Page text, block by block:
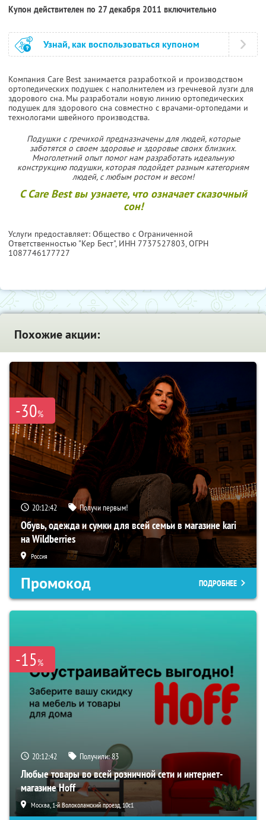
Купон действителен по 27 декабря 2011 включительно
Узнай, как воспользоваться купоном
Компания Care Best занимается разработкой и производством
ортопедических подушек с наполнителем из гречневой лузги для
здорового сна. Мы разработали новую линию ортопедических
подушек для здорового сна совместно с врачами-ортопедами и
технологами швейного производства.
Подушки с гречихой предназначены для людей, которые
заботятся о своем здоровье и здоровье своих близких.
Многолетний опыт помог нам разработать идеальную
конструкцию подушки, которая подойдет разным категориям
людей, с любым ростом и весом!
С Care Best вы узнаетe, что означает сказочный
сон!
Услуги предоставляет: Общество с Ограниченной
Ответственностью "Кер Бест", ИНН 7737527803, ОГРН
1087746177727
Похожие акции:
-30%
20:12:41 Получи первым!
Обувь, одежда и сумки для всей семьи в магазине kari
на Wildberries
Россия
Промокод ПОДРОБНЕЕ
-15%
20:12:41 Получили:83
Любые товары во всей розничной сети и интернет-
магазине Hoff
Москва, 1-й Волоколамский проезд, 10с1